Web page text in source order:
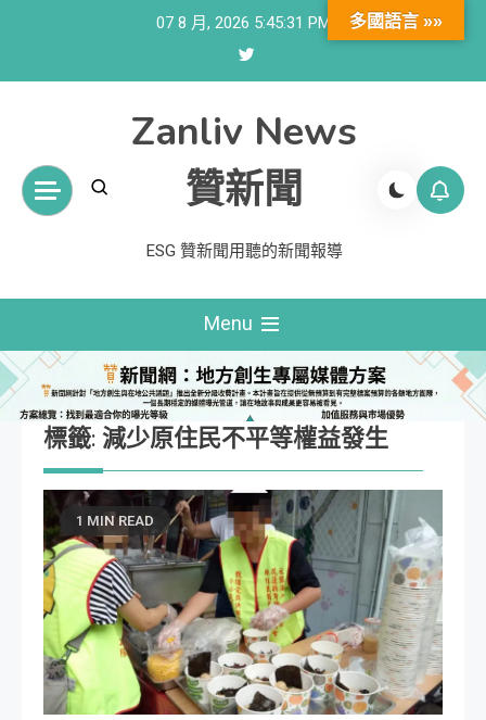
07 8 月, 2026 5:45:32 PM
Zanliv News
贊新聞
ESG 贊新聞用聽的新聞報導
Menu
標籤: 減少原住民不平等權益發生
1 MIN READ
多國語言 »»